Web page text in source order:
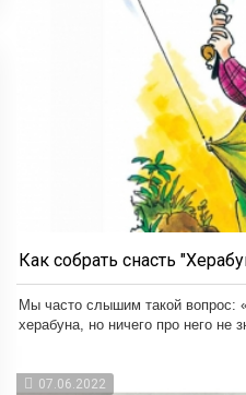
Как собрать снасть
Мы часто слышим такой вопрос:
херабуна, но ничего про него не
07.06.2022